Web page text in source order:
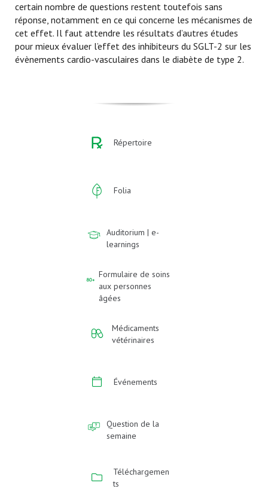
certain nombre de questions restent toutefois sans
réponse, notamment en ce qui concerne les mécanismes de
cet effet. Il faut attendre les résultats d’autres études
pour mieux évaluer l’effet des inhibiteurs du SGLT-2 sur les
évènements cardio-vasculaires dans le diabète de type 2.
Répertoire
Folia
Auditorium | e-
learnings
Formulaire de soins
aux personnes
âgées
Médicaments
vétérinaires
Événements
Question de la
semaine
Téléchargemen
ts